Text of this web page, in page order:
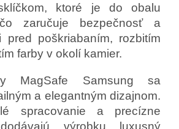
ktoré je do obalu
zaručuje bezpečnosť a
pred poškriabaním, rozbitím
farby v okolí kamier.
MagSafe Samsung sa
a elegantným dizajnom.
spracovanie a precízne
výrobku luxusný